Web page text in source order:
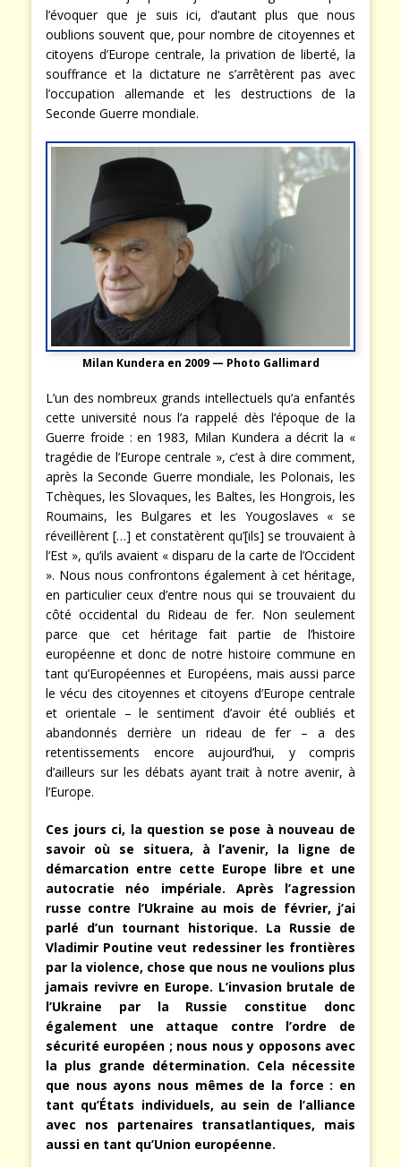
l’évoquer que je suis ici, d’autant plus que nous
oublions souvent que, pour nombre de citoyennes et
citoyens d’Europe centrale, la privation de liberté, la
souffrance et la dictature ne s’arrêtèrent pas avec
l’occupation allemande et les destructions de la
Seconde Guerre mondiale.
Milan Kundera en 2009 — Photo Gallimard
L’un des nombreux grands intellectuels qu’a enfantés
cette université nous l’a rappelé dès l’époque de la
Guerre froide : en 1983, Milan Kundera a décrit la «
tragédie de l’Europe centrale », c’est à dire comment,
après la Seconde Guerre mondiale, les Polonais, les
Tchèques, les Slovaques, les Baltes, les Hongrois, les
Roumains, les Bulgares et les Yougoslaves « se
réveillèrent […] et constatèrent qu’[ils] se trouvaient à
l’Est », qu’ils avaient « disparu de la carte de l’Occident
». Nous nous confrontons également à cet héritage,
en particulier ceux d’entre nous qui se trouvaient du
côté occidental du Rideau de fer. Non seulement
parce que cet héritage fait partie de l’histoire
européenne et donc de notre histoire commune en
tant qu’Européennes et Européens, mais aussi parce
le vécu des citoyennes et citoyens d’Europe centrale
et orientale – le sentiment d’avoir été oubliés et
abandonnés derrière un rideau de fer – a des
retentissements encore aujourd’hui, y compris
d’ailleurs sur les débats ayant trait à notre avenir, à
l’Europe.
Ces jours ci, la question se pose à nouveau de
savoir où se situera, à l’avenir, la ligne de
démarcation entre cette Europe libre et une
autocratie néo impériale. Après l’agression
russe contre l’Ukraine au mois de février, j’ai
parlé d’un tournant historique. La Russie de
Vladimir Poutine veut redessiner les frontières
par la violence, chose que nous ne voulions plus
jamais revivre en Europe. L’invasion brutale de
l’Ukraine par la Russie constitue donc
également une attaque contre l’ordre de
sécurité européen ; nous nous y opposons avec
la plus grande détermination. Cela nécessite
que nous ayons nous mêmes de la force : en
tant qu’États individuels, au sein de l’alliance
avec nos partenaires transatlantiques, mais
aussi en tant qu’Union européenne.